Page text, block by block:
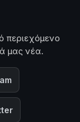
περιεχόμενο
μας νέα.